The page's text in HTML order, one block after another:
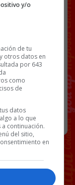
y/o
de tu
otros datos en
por 643
como
de
datos
a lo que
continuación.
del sitio,
en